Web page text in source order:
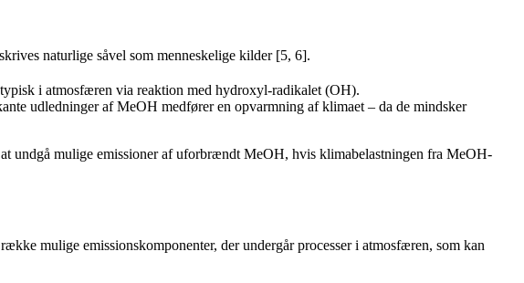
naturlige såvel som menneskelige kilder [5, 6].
i atmosfæren via reaktion med hydroxyl-radikalet (OH).
udledninger af MeOH medfører en opvarmning af klimaet – da de mindsker
undgå mulige emissioner af uforbrændt MeOH, hvis klimabelastningen fra MeOH-
mulige emissionskomponenter, der undergår processer i atmosfæren, som kan